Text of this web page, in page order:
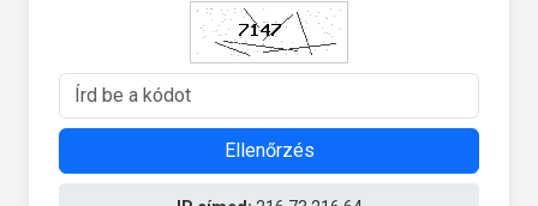
Ellenőrzés